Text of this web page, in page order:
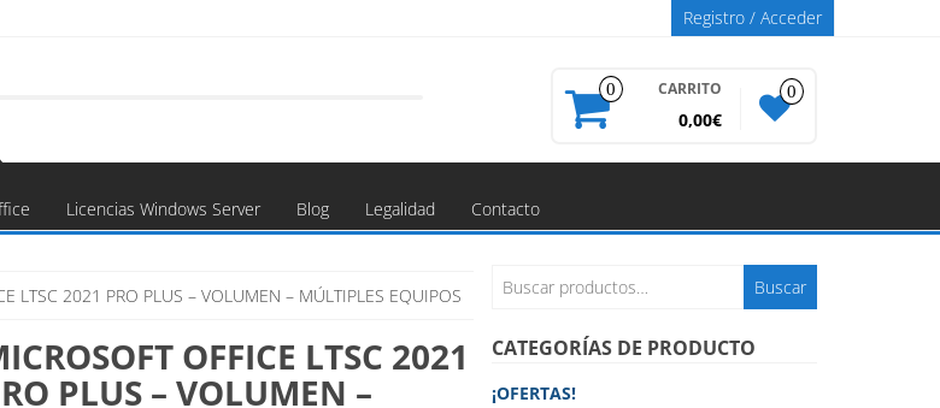
Registro / Acceder
0 CARRITO
0,00€
0
Licencias Windows Server Blog Legalidad Contacto
LTSC 2021 PRO PLUS – VOLUMEN – MÚLTIPLES EQUIPOS
OFFICE LTSC 2021
PLUS – VOLUMEN –
por:
Buscar
CATEGORÍAS DE PRODUCTO
¡OFERTAS!